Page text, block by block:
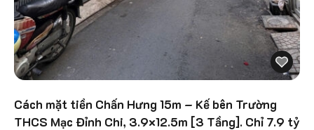
Cách mặt tiền Chấn Hưng 15m – Kế bên Trường
THCS Mạc Đỉnh Chi, 3.9×12.5m [3 Tầng]. Chỉ 7.9 tỷ